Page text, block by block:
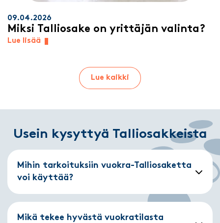
09.04.2026
Miksi Talliosake on yrittäjän valinta?
Lue lisää
Lue kaikki
Usein kysyttyä Talliosakkeista
Mihin tarkoituksiin vuokra-Talliosaketta
voi käyttää?
Mikä tekee hyvästä vuokratilasta